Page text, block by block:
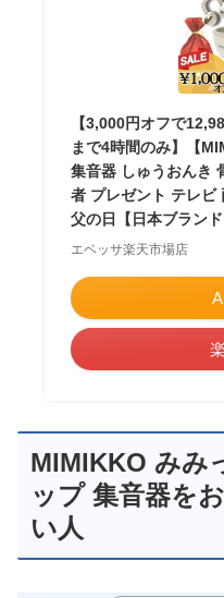
【3,000円オフで
まで4時間のみ】【
集音器 しゅうおんき
者 プレゼント テレビ
父の日【日本ブランド
エベッサ楽天市場店
MIMIKKO みみ
ップ 集音器を
い人